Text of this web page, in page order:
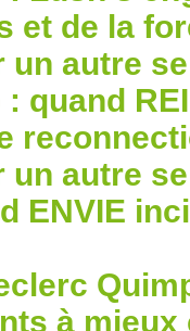
et de la
un autre
quand
un autre
ENVIE
à